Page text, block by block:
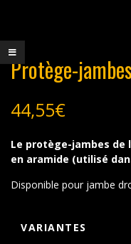
Protège-
44,55€
Le protège-jambes de
en aramide (utilisé
Disponible pour jambe
VARIANTES